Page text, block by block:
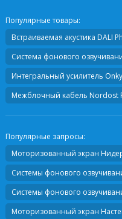
Популярные товары:
Встраиваемая акустика DALI
Система фонового
Интегральный усилитель
Межблочный кабель Nordost
Популярные запросы:
Моторизованный экран
Системы фонового
Системы фонового
Моторизованный экран